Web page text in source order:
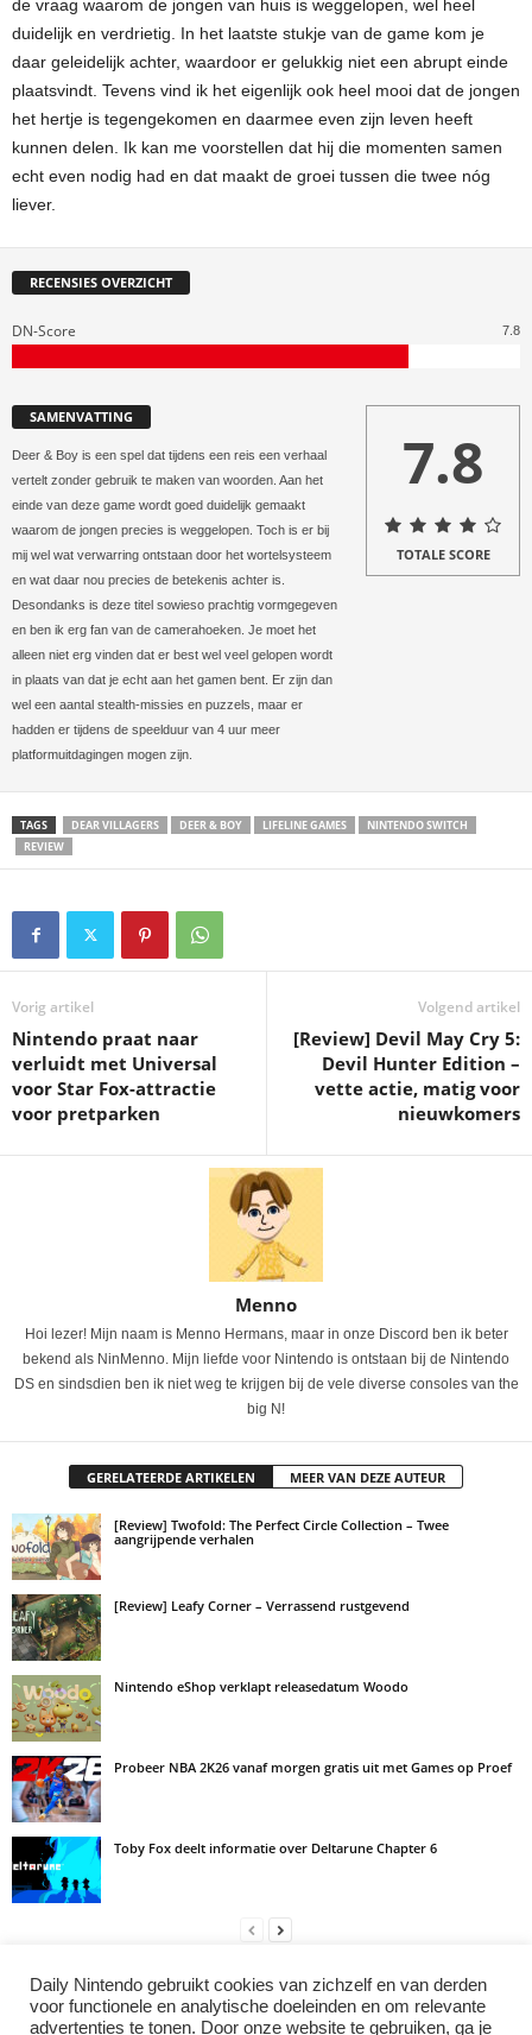
de vraag waarom de jongen van huis is weggelopen, wel heel
duidelijk en verdrietig. In het laatste stukje van de game kom je
daar geleidelijk achter, waardoor er gelukkig niet een abrupt einde
plaatsvindt. Tevens vind ik het eigenlijk ook heel mooi dat de jongen
het hertje is tegengekomen en daarmee even zijn leven heeft
kunnen delen. Ik kan me voorstellen dat hij die momenten samen
echt even nodig had en dat maakt de groei tussen die twee nóg
liever.
RECENSIES OVERZICHT
DN-Score 7.8
SAMENVATTING
Deer & Boy is een spel dat tijdens een reis een verhaal
vertelt zonder gebruik te maken van woorden. Aan het
einde van deze game wordt goed duidelijk gemaakt
waarom de jongen precies is weggelopen. Toch is er bij
mij wel wat verwarring ontstaan door het wortelsysteem
en wat daar nou precies de betekenis achter is.
Desondanks is deze titel sowieso prachtig vormgegeven
en ben ik erg fan van de camerahoeken. Je moet het
alleen niet erg vinden dat er best wel veel gelopen wordt
in plaats van dat je echt aan het gamen bent. Er zijn dan
wel een aantal stealth-missies en puzzels, maar er
hadden er tijdens de speelduur van 4 uur meer
platformuitdagingen mogen zijn.
7.8
TOTALE SCORE
TAGS DEAR VILLAGERS DEER & BOY LIFELINE GAMES
NINTENDO SWITCH
REVIEW
Vorig artikel
Nintendo praat naar
verluidt met Universal
voor Star Fox-attractie
voor pretparken
Volgend artikel
[Review] Devil May Cry 5:
Devil Hunter Edition –
vette actie, matig voor
nieuwkomers
Menno
Hoi lezer! Mijn naam is Menno Hermans, maar in onze Discord ben ik beter
bekend als NinMenno. Mijn liefde voor Nintendo is ontstaan bij de Nintendo
DS en sindsdien ben ik niet weg te krijgen bij de vele diverse consoles van the
big N!
GERELATEERDE ARTIKELEN MEER VAN DEZE AUTEUR
[Review] Twofold: The Perfect Circle Collection – Twee
aangrijpende verhalen
[Review] Leafy Corner – Verrassend rustgevend
Nintendo eShop verklapt releasedatum Woodo
Probeer NBA 2K26 vanaf morgen gratis uit met Games op Proef
Toby Fox deelt informatie over Deltarune Chapter 6
LAAT EEN REACTIE ACHTER
Daily Nintendo gebruikt cookies van zichzelf en van derden
voor functionele en analytische doeleinden en om relevante
advertenties te tonen. Door onze website te gebruiken, ga je